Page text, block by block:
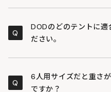
Q
DODのどのテントに適
ださい。
トにぴったりのサイズ
ントと組み合わせて使
Q
6人用サイズだと重さ
ですか？